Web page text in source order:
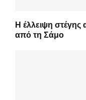
Η έλλειψη στέγης
από τη Σάμο